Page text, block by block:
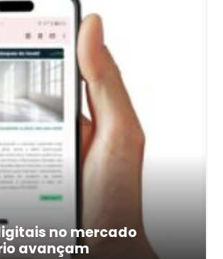
no mercado
avançam